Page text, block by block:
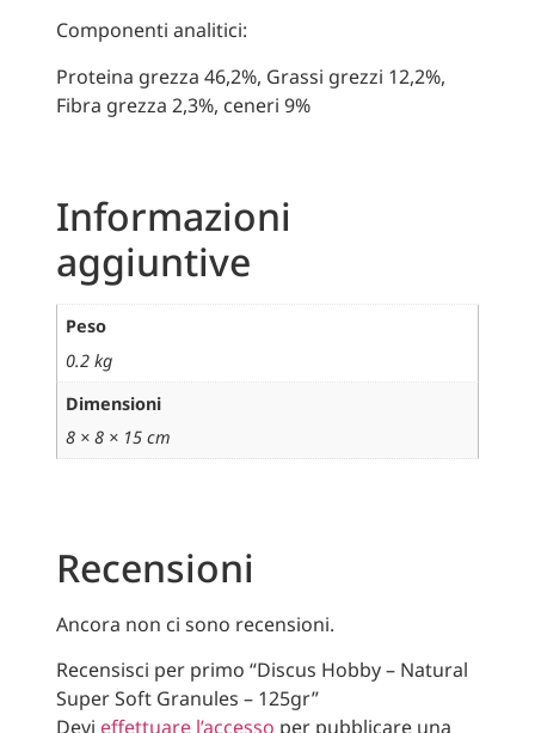
Componenti analitici:
Proteina grezza 46,2%, Grassi grezzi 12,2%,
Fibra grezza 2,3%, ceneri 9%
Informazioni
aggiuntive
Peso
0.2 kg
Dimensioni
8 × 8 × 15 cm
Recensioni
Ancora non ci sono recensioni.
Recensisci per primo “Discus Hobby – Natural
Super Soft Granules – 125gr”
Devi effettuare l’accesso per pubblicare una